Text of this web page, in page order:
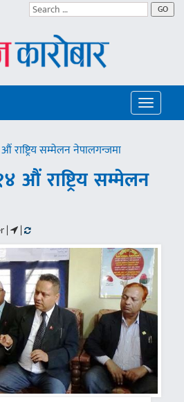
GO
Toggle
राष्ट्रिय सम्मेलन नेपालगन्जमा
औं राष्ट्रिय सम्मेलन
| |